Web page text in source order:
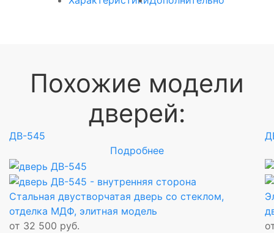
Похожие модели
дверей:
ДВ-545
Подробнее
Стальная двустворчатая дверь со стеклом,
отделка МДФ, элитная модель
от 32 500 руб.